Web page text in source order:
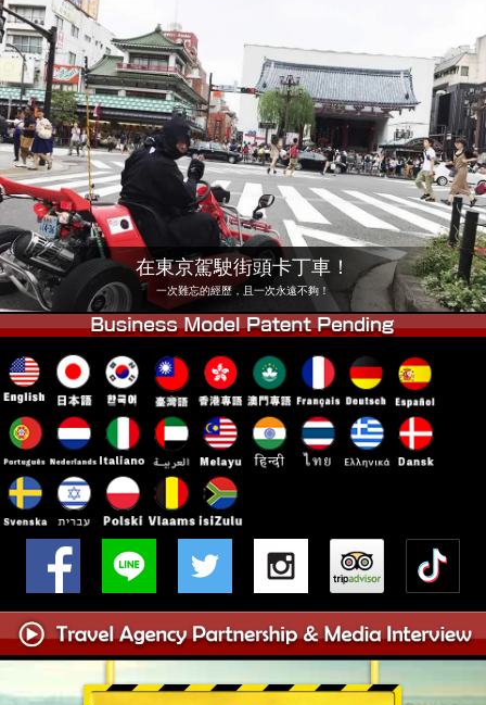
關於我們 價格
交通資訊 顧客評價 常見問題
公司 預訂
更換店鋪
東京 品川 #1 東京 秋葉原 #1
東京 秋葉原 #2 東京 澀谷
東京 澀谷分店 東京灣
東京 淺草 大阪
在東京駕駛街頭卡丁車！
一次難忘的經歷，且一次永遠不夠！